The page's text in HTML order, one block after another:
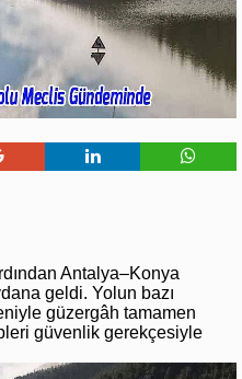
Antalya–Konya
geldi. Yolun bazı
güzergâh tamamen
güvenlik gerekçesiyle